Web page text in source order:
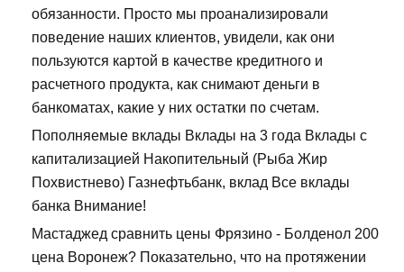
обязанности. Просто мы проанализировали
поведение наших клиентов, увидели, как они
пользуются картой в качестве кредитного и
расчетного продукта, как снимают деньги в
банкоматах, какие у них остатки по счетам.
Пополняемые вклады Вклады на 3 года Вклады с
капитализацией Накопительный (Рыба Жир
Похвистнево) Газнефтьбанк, вклад Все вклады
банка Внимание!
Мастаджед сравнить цены Фрязино - Болденол 200
цена Воронеж? Показательно, что на протяжении